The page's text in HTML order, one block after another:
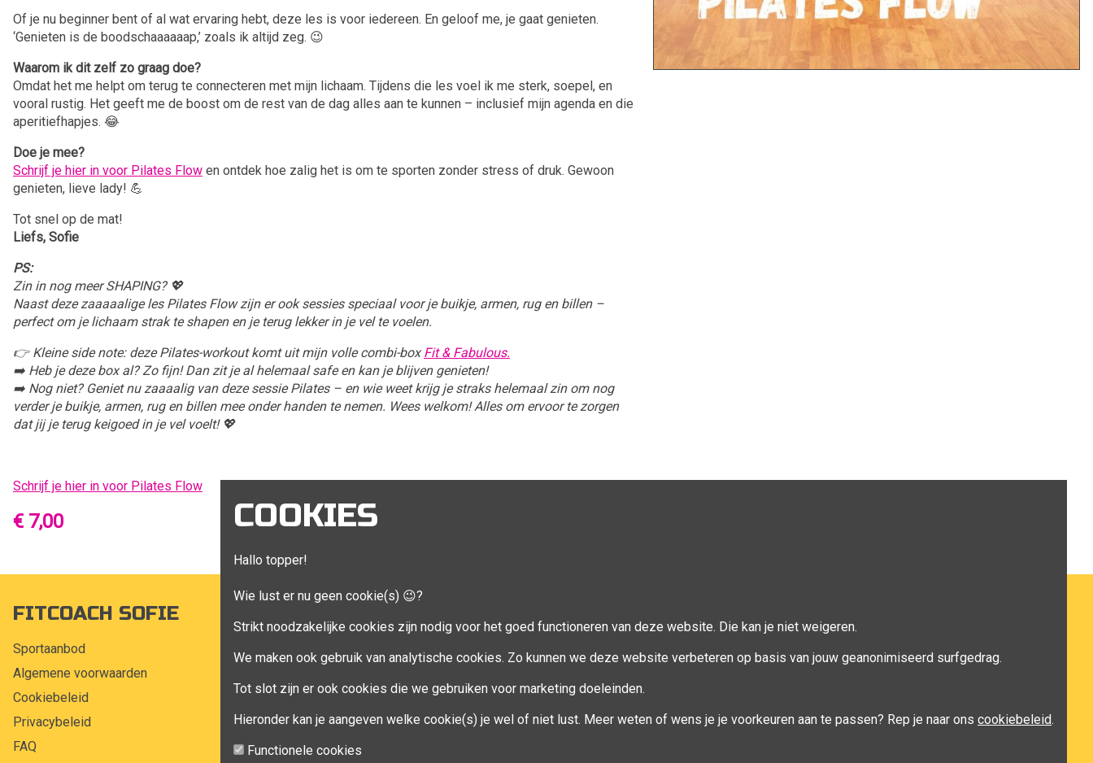
COOKIES
Hallo topper!
Wie lust er nu geen cookie(s) 😉?
Strikt noodzakelijke cookies zijn nodig voor het goed functioneren van deze website. Die kan je niet weigeren.
We maken ook gebruik van analytische cookies. Zo kunnen we deze website verbeteren op basis van jouw geanonimiseerd surfgedrag.
Tot slot zijn er ook cookies die we gebruiken voor marketing doeleinden.
Hieronder kan je aangeven welke cookie(s) je wel of niet lust. Meer weten of wens je je voorkeuren aan te passen? Rep je naar ons cookiebeleid.
Functionele cookies
Of je nu beginner bent of al wat ervaring hebt, deze les is voor iedereen. En geloof me, je gaat genieten.
‘Genieten is de boodschaaaaaap,’ zoals ik altijd zeg. 😉
Waarom ik dit zelf zo graag doe?
Omdat het me helpt om terug te connecteren met mijn lichaam. Tijdens die les voel ik me sterk, soepel, en
vooral rustig. Het geeft me de boost om de rest van de dag alles aan te kunnen – inclusief mijn agenda en die
aperitiefhapjes. 😂
Doe je mee?
Schrijf je hier in voor Pilates Flow en ontdek hoe zalig het is om te sporten zonder stress of druk. Gewoon
genieten, lieve lady! 💪
Tot snel op de mat!
Liefs, Sofie
PS:
Zin in nog meer SHAPING? 💖
Naast deze zaaaaalige les Pilates Flow zijn er ook sessies speciaal voor je buikje, armen, rug en billen –
perfect om je lichaam strak te shapen en je terug lekker in je vel te voelen.
👉 Kleine side note: deze Pilates-workout komt uit mijn volle combi-boxFit & Fabulous.
➡️ Heb je deze box al? Zo fijn! Dan zit je al helemaal safe en kan je blijven genieten!
➡️ Nog niet? Geniet nu zaaaalig van deze sessie Pilates – en wie weet krijg je straks helemaal zin om nog
verder je buikje, armen, rug en billen mee onder handen te nemen. Wees welkom! Alles om ervoor te zorgen
dat jij je terug keigoed in je vel voelt! 💖
Schrijf je hier in voor Pilates Flow
€ 7,00
FITCOACH SOFIE
Sportaanbod
Algemene voorwaarden
Cookiebeleid
Privacybeleid
FAQ
Mijn account
Klant adressen
Winkelwagen
Aankoop beheren